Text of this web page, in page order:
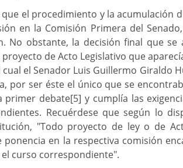
el procedimiento y la acumulación
en la Comisión Primera del
No obstante, la decisión final que
de Acto Legislativo que
cual el Senador Luis Guillermo Giraldo
por ser éste el único que se
primer debate[5] y cumplía las
Recuérdese que según lo
"Todo proyecto de ley o de
en la respectiva comisión
el curso correspondiente".